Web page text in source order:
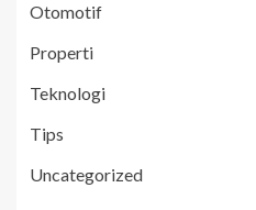
Otomotif
Properti
Teknologi
Tips
Uncategorized